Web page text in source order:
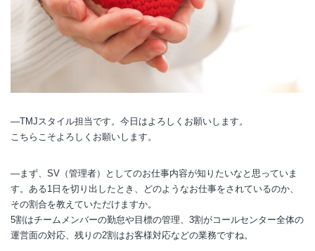
―TMJスタイル担当です。今日はよろしくお願いします。
こちらこそよろしくお願いします。
―まず、SV（管理者）としてのお仕事内容が知りたいなと思っていま
す。ある1日を切り出したとき、どのようなお仕事をされているのか、
その割合を教えていただけますか。
5割はチームメンバーの勤怠や目標の管理、3割がコールセンター全体の
運営面の対応、残りの2割はお客様対応などの業務ですね。